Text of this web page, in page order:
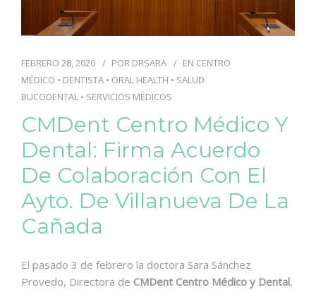
FEBRERO 28, 2020 POR DRSARA EN CENTRO
MÉDICO • DENTISTA • ORAL HEALTH • SALUD
BUCODENTAL • SERVICIOS MÉDICOS
CMDent Centro Médico Y
Dental: Firma Acuerdo
De Colaboración Con El
Ayto. De Villanueva De La
Cañada
El pasado 3 de febrero la doctora Sara Sánchez
Provedo, Directora de CMDent Centro Médico y Dental,